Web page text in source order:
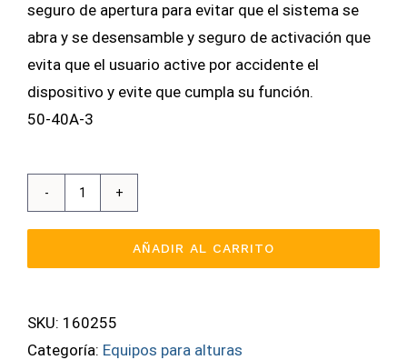
seguro de apertura para evitar que el sistema se
abra y se desensamble y seguro de activación que
evita que el usuario active por accidente el
dispositivo y evite que cumpla su función.
50-40A-3
De
Para
Cuerda
AÑADIR AL CARRITO
SKU: 160255
Categoría: Equipos para alturas